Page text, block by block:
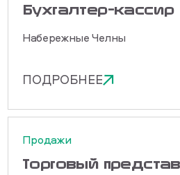
Бухгалтер-кассир
Набережные Челны
ПОДРОБНЕЕ
Продажи
Торговый